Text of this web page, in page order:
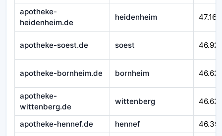
apotheke-
heidenheim.de
heidenheim 47.164
apotheke-soest.de soest
apotheke-bornheim.de bornheim
apotheke-
wittenberg.de
wittenberg 46.621
apotheke-hennef.de hennef